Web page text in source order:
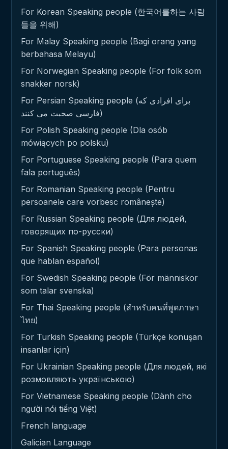
For Korean Speaking people (한국어를하는 사람
들을 위해)
For Malay Speaking people (Bagi orang yang
berbahasa Melayu)
For Norwegian Speaking people (For folk som
snakker norsk)
For Persian Speaking people (برای افرادی که
فارسی صحبت می کنند)
For Polish Speaking people (Dla osób
mówiących po polsku)
For Portuguese Speaking people (Para quem
fala português)
For Romanian Speaking people (Pentru
persoanele care vorbesc românește)
For Russian Speaking people (Для людей,
говорящих по-русски)
For Spanish Speaking people (Para personas
que hablan español)
For Swedish Speaking people (För människor
som talar svenska)
For Thai Speaking people (สำหรับคนที่พูดภาษา
ไทย)
For Turkish Speaking people (Türkçe konuşan
insanlar için)
For Ukrainian Speaking people (Для людей, які
розмовляють українською)
For Vietnamese Speaking people (Dành cho
người nói tiếng Việt)
French language
Galician Language